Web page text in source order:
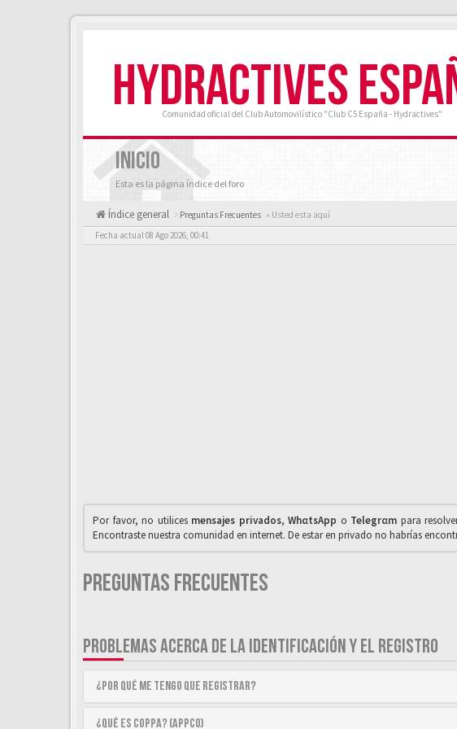
HYDRACTIVES
Comunidad oficial del Club Automovilístico "Club C5 España - Hydractives"
INICIO
Esta es la página índice del foro
Índice general Preguntas Frecuentes « Usted esta aquí
Fecha actual 08 Ago 2026, 00:41
Por favor, no utilices mensajes privados,WhαtsApp o Telegrαm para
Encontraste nuestra comunidad en internet. De estar en privado no habrías
Preguntas Frecuentes
PROBLEMAS ACERCA DE LA IDENTIFICACIÓN Y EL REGISTRO
¿Por qué me tengo que registrar?
¿Qué es COPPA? (APPCO)